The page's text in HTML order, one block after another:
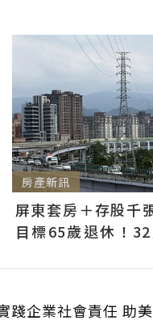
房產新訊
屏東套房＋存股千
目標65歲退休！
踐企業社會責任 助